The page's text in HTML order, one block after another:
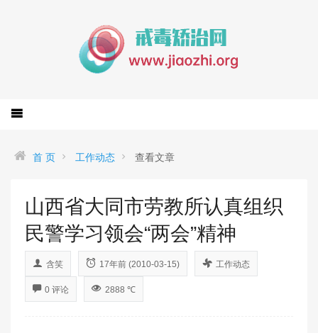
首 页 工作动态 查看文章
山西省大同市劳教所认真组织
民警学习领会“两会”精神
含笑 17年前 (2010-03-15) 工作动态
0 评论 2888 ℃